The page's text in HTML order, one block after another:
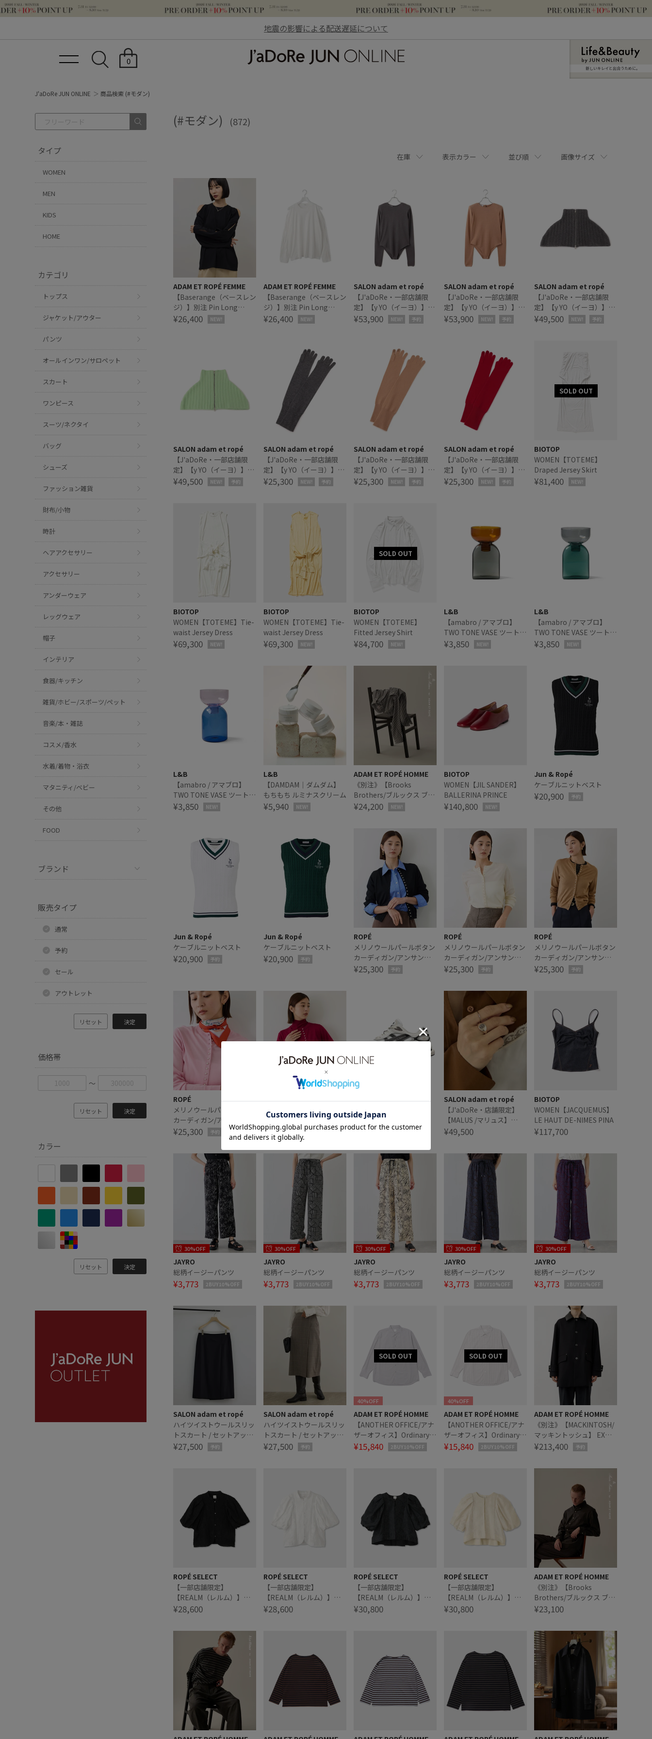
地震の影響による配送遅延について
0
新しいキレイと出合うために。
J'aDoRe JUN ONLINE 商品検索 (#モダン)
タイプ
WOMEN
MEN
KIDS
HOME
カテゴリ
トップス
ジャケット/アウター
パンツ
オールインワン/サロペット
スカート
ワンピース
スーツ/ネクタイ
バッグ
シューズ
ファッション雑貨
財布/小物
時計
ヘアアクセサリー
アクセサリー
アンダーウェア
レッグウェア
帽子
インテリア
食器/キッチン
雑貨/ホビー/スポーツ/ペット
音楽/本・雑誌
コスメ/香水
水着/着物・浴衣
マタニティ/ベビー
その他
FOOD
ブランド
販売タイプ
通常
予約
セール
アウトレット
リセット 決定
価格帯
〜
リセット 決定
カラー
リセット 決定
(#モダン) (872)
在庫 表示カラー 並び順 画像サイズ
ADAM ET ROPÉ FEMME
【Baserange（ベースレン
ジ）】別注 Pin Long
Sleeves
¥26,400 NEW!
ADAM ET ROPÉ FEMME
【Baserange（ベースレン
ジ）】別注 Pin Long
Sleeves
¥26,400 NEW!
SALON adam et ropé
【J'aDoRe・一部店舗限
定】【y YO（イーヨ）】
crew neck bodysuit / ボデ
¥53,900 NEW! 予約
SALON adam et ropé
【J'aDoRe・一部店舗限
定】【y YO（イーヨ）】
crew neck bodysuit / ボデ
¥53,900 NEW! 予約
SALON adam et ropé
【J'aDoRe・一部店舗限
定】【y YO（イーヨ）】
zip neck warmer / ネック
¥49,500 NEW! 予約
SALON adam et ropé
【J'aDoRe・一部店舗限
定】【y YO（イーヨ）】
zip neck warmer / ネック
¥49,500 NEW! 予約
SALON adam et ropé
【J'aDoRe・一部店舗限
定】【y YO（イーヨ）】
grace long gloves / グロ
¥25,300 NEW! 予約
SALON adam et ropé
【J'aDoRe・一部店舗限
定】【y YO（イーヨ）】
grace long gloves / グロ
¥25,300 NEW! 予約
SALON adam et ropé
【J'aDoRe・一部店舗限
定】【y YO（イーヨ）】
grace long gloves / グロ
¥25,300 NEW! 予約
BIOTOP
WOMEN【TOTEME】
Draped Jersey Skirt
¥81,400 NEW!
BIOTOP
WOMEN【TOTEME】Tie-
waist Jersey Dress
¥69,300 NEW!
BIOTOP
WOMEN【TOTEME】Tie-
waist Jersey Dress
¥69,300 NEW!
BIOTOP
WOMEN【TOTEME】
Fitted Jersey Shirt
¥84,700 NEW!
L&B
【amabro / アマブロ】
TWO TONE VASE ツートー
ンベース
¥3,850 NEW!
L&B
【amabro / アマブロ】
TWO TONE VASE ツートー
ンベース
¥3,850 NEW!
L&B
【amabro / アマブロ】
TWO TONE VASE ツートー
ンベース
¥3,850 NEW!
L&B
【DAMDAM｜ダムダム】
もちもち ルミナスクリーム
¥5,940 NEW!
ADAM ET ROPÉ HOMME
《別注》【Brooks
Brothers/ブルックス ブラ
ザーズ】EX NOIR STRIPE
¥24,200 NEW!
BIOTOP
WOMEN【JIL SANDER】
BALLERINA PRINCE
¥140,800 NEW!
Jun & Ropé
ケーブルニットベスト
¥20,900 予約
Jun & Ropé
ケーブルニットベスト
¥20,900 予約
Jun & Ropé
ケーブルニットベスト
¥20,900 予約
ROPÉ
メリノウールパールボタン
カーディガン/アンサンブ
ル対応・イージーケア
¥25,300 予約
ROPÉ
メリノウールパールボタン
カーディガン/アンサンブ
ル対応・イージーケア
¥25,300 予約
ROPÉ
メリノウールパールボタン
カーディガン/アンサンブ
ル対応・イージーケア
¥25,300 予約
ROPÉ
メリノウールパールボタン
カーディガン/アンサンブ
ル対応・イージーケア
【J'aDoRe・一部店舗限定
¥25,300 予約
ROPÉ
メリノウールパールボタン
カーディガン/アンサンブ
ル対応・イージーケア
【J'aDoRe・一部店舗限定
サイズ】
¥25,300 予約
ADAM ET ROPÉ FEMME
【ASICS（アシックス）】
GEL-NYC 2.0
¥20,900
SALON adam et ropé
【J'aDoRe・店舗限定】
【MALUS /マリュス】
Diamond small signet
¥49,500
BIOTOP
WOMEN【JACQUEMUS】
LE HAUT DE-NIMES PINA
¥117,700
30%OFF
JAYRO
総柄イージーパンツ
¥3,773 2BUY10%OFF
30%OFF
JAYRO
総柄イージーパンツ
¥3,773 2BUY10%OFF
30%OFF
JAYRO
総柄イージーパンツ
¥3,773 2BUY10%OFF
30%OFF
JAYRO
総柄イージーパンツ
¥3,773 2BUY10%OFF
30%OFF
JAYRO
総柄イージーパンツ
¥3,773 2BUY10%OFF
SALON adam et ropé
ハイツイストウールスリッ
トスカート / セットアップ
対応
¥27,500 予約
SALON adam et ropé
ハイツイストウールスリッ
トスカート / セットアップ
対応
¥27,500 予約
40%OFF
ADAM ET ROPÉ HOMME
【ANOTHER OFFICE/アナ
ザーオフィス】Ordinary
Check Shirt
¥15,840 2BUY10%OFF
40%OFF
ADAM ET ROPÉ HOMME
【ANOTHER OFFICE/アナ
ザーオフィス】Ordinary
Check Shirt
¥15,840 2BUY10%OFF
ADAM ET ROPÉ HOMME
《別注》【MACKINTOSH/
マッキントッシュ】 EX
HUMBIE SL LEA
¥213,400 予約
ROPÉ SELECT
【一部店舗限定】
【REALM（レルム）】
JACQUARD PUFF SLEEVE
¥28,600
ROPÉ SELECT
【一部店舗限定】
【REALM（レルム）】
JACQUARD PUFF SLEEVE
¥28,600
ROPÉ SELECT
【一部店舗限定】
【REALM（レルム）】
PUFF SLEEVE BLOUSE｜
¥30,800
ROPÉ SELECT
【一部店舗限定】
【REALM（レルム）】
PUFF SLEEVE BLOUSE｜
¥30,800
ADAM ET ROPÉ HOMME
《別注》【Brooks
Brothers/ブルックス ブラ
ザーズ】EX NOIR OX BD
¥23,100